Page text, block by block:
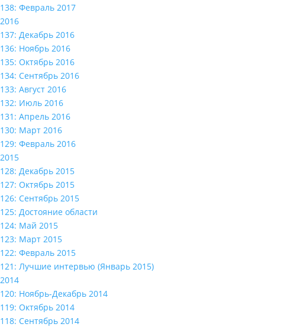
138: Февраль 2017
2016
137: Декабрь 2016
136: Ноябрь 2016
135: Октябрь 2016
134: Сентябрь 2016
133: Август 2016
132: Июль 2016
131: Апрель 2016
130: Март 2016
129: Февраль 2016
2015
128: Декабрь 2015
127: Октябрь 2015
126: Сентябрь 2015
125: Достояние области
124: Май 2015
123: Март 2015
122: Февраль 2015
121: Лучшие интервью (Январь 2015)
2014
120: Ноябрь-Декабрь 2014
119: Октябрь 2014
118: Сентябрь 2014